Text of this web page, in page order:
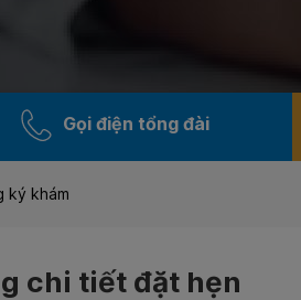
Gọi điện tổng đài
ký khám
chi tiết đặt hẹn